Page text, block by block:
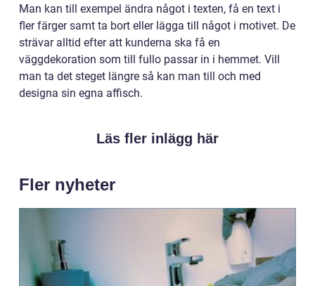
Man kan till exempel ändra något i texten, få en text i
fler färger samt ta bort eller lägga till något i motivet. De
strävar alltid efter att kunderna ska få en
väggdekoration som till fullo passar in i hemmet. Vill
man ta det steget längre så kan man till och med
designa sin egna affisch.
Läs fler inlägg här
Fler nyheter